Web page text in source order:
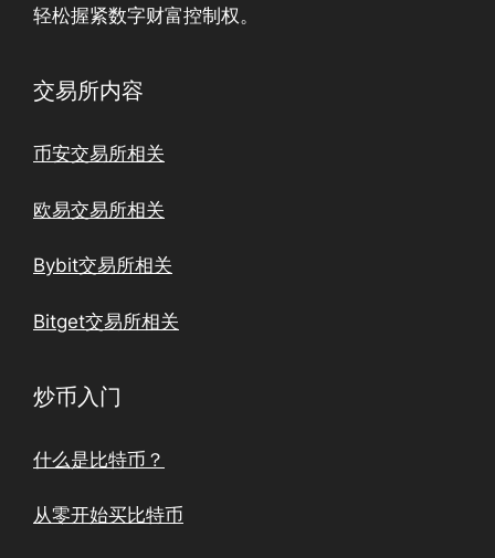
轻松握紧数字财富控制权。
交易所内容
币安交易所相关
欧易交易所相关
Bybit交易所相关
Bitget交易所相关
炒币入门
什么是比特币？
从零开始买比特币